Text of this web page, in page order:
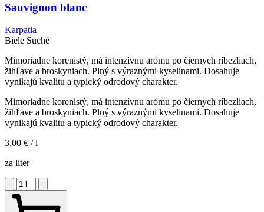
Sauvignon blanc
Karpatia
Biele Suché
Mimoriadne korenistý, má intenzívnu arómu po čiernych ríbezliach,
žihľave a broskyniach. Plný s výraznými kyselinami. Dosahuje
vynikajú kvalitu a typický odrodový charakter.
Mimoriadne korenistý, má intenzívnu arómu po čiernych ríbezliach,
žihľave a broskyniach. Plný s výraznými kyselinami. Dosahuje
vynikajú kvalitu a typický odrodový charakter.
3,00 € / l
za liter